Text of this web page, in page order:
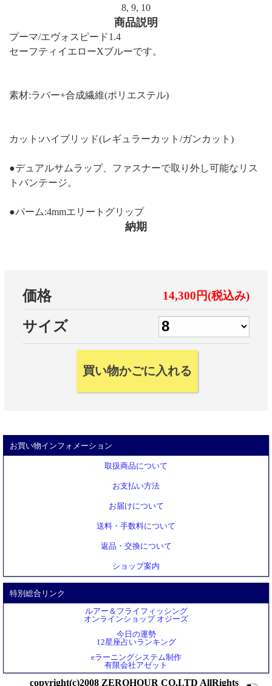
8, 9, 10
商品説明
プーマ/エヴォスピード1.4
セーフティイエローXブルーです。
素材:ラバー+合成繊維(ポリエステル)
カット:ハイブリッド(レギュラーカット/ガンカット)
●デュアルサムラップ、ファスナーで取り外し可能なリス
トバンテージ。
●パーム:4mmエリートグリップ
納期
価格 14,300円(税込み)
サイズ
お買い物インフォメーション
取扱商品について
お支払い方法
お届けについて
送料・手数料について
返品・交換について
ショップ案内
特別総合リンク
ルアー＆フライフィッシング
オンラインショップ オジーズ
今日の運勢
12星座占いランキング
eラーニングシステム制作
有限会社アゼット
copyright(c)2008 ZEROHOUR CO.LTD AllRights